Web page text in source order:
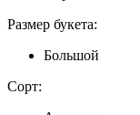
Размер букета:
Большой
Сорт: